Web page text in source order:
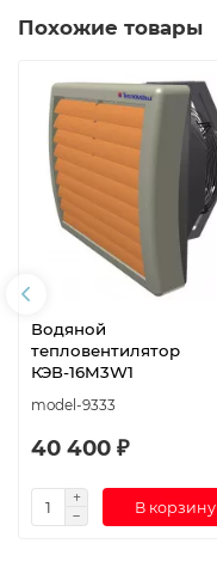
Похожие товары
Водяной
тепловентилятор
КЭВ-16M3W1
model-9333
40 400 ₽
В корзину